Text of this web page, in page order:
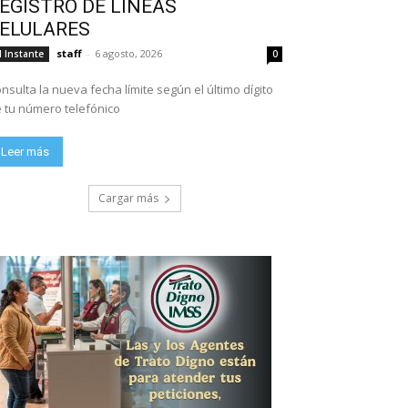
DE LÍNEAS
Instante staff - 6 agosto, 2026 0
la nueva fecha límite según el último dígito
tu número telefónico
Leer más
Cargar más